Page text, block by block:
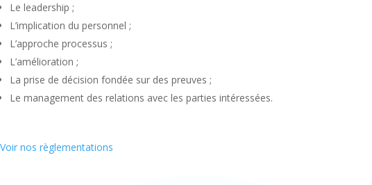
Le leadership ;
L’implication du personnel ;
L’approche processus ;
L’amélioration ;
La prise de décision fondée sur des preuves ;
Le management des relations avec les parties intéressées.
Voir nos règlementations